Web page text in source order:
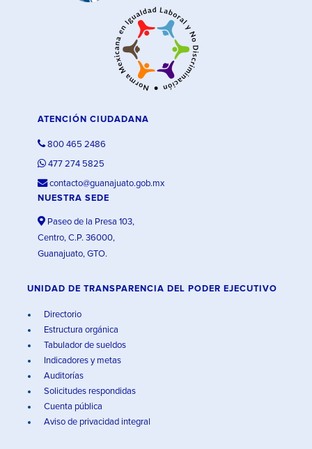
ATENCIÓN CIUDADANA
800 465 2486
477 274 5825
contacto@guanajuato.gob.mx
NUESTRA SEDE
Paseo de la Presa 103,
Centro, C.P. 36000,
Guanajuato, GTO.
UNIDAD DE TRANSPARENCIA DEL PODER EJECUTIVO
Directorio
Estructura orgánica
Tabulador de sueldos
Indicadores y metas
Auditorías
Solicitudes respondidas
Cuenta pública
Aviso de privacidad integral